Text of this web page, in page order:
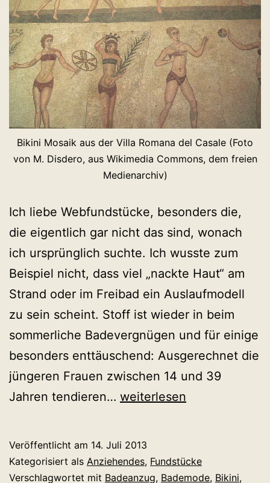
Bikini Mosaik aus der Villa Romana del Casale (Foto
von M. Disdero, aus Wikimedia Commons, dem freien
Medienarchiv)
Ich liebe Webfundstücke, besonders die,
die eigentlich gar nicht das sind, wonach
ich ursprünglich suchte. Ich wusste zum
Beispiel nicht, dass viel „nackte Haut“ am
Strand oder im Freibad ein Auslaufmodell
zu sein scheint. Stoff ist wieder in beim
sommerliche Badevergnügen und für einige
besonders enttäuschend: Ausgerechnet die
jüngeren Frauen zwischen 14 und 39
Jahren tendieren… Ist
neue
sexy?
weiterlesen
Veröffentlicht am 14. Juli 2013
Kategorisiert als Anziehendes, Fundstücke
Verschlagwortet mit Badeanzug, Bademode, Bikini,